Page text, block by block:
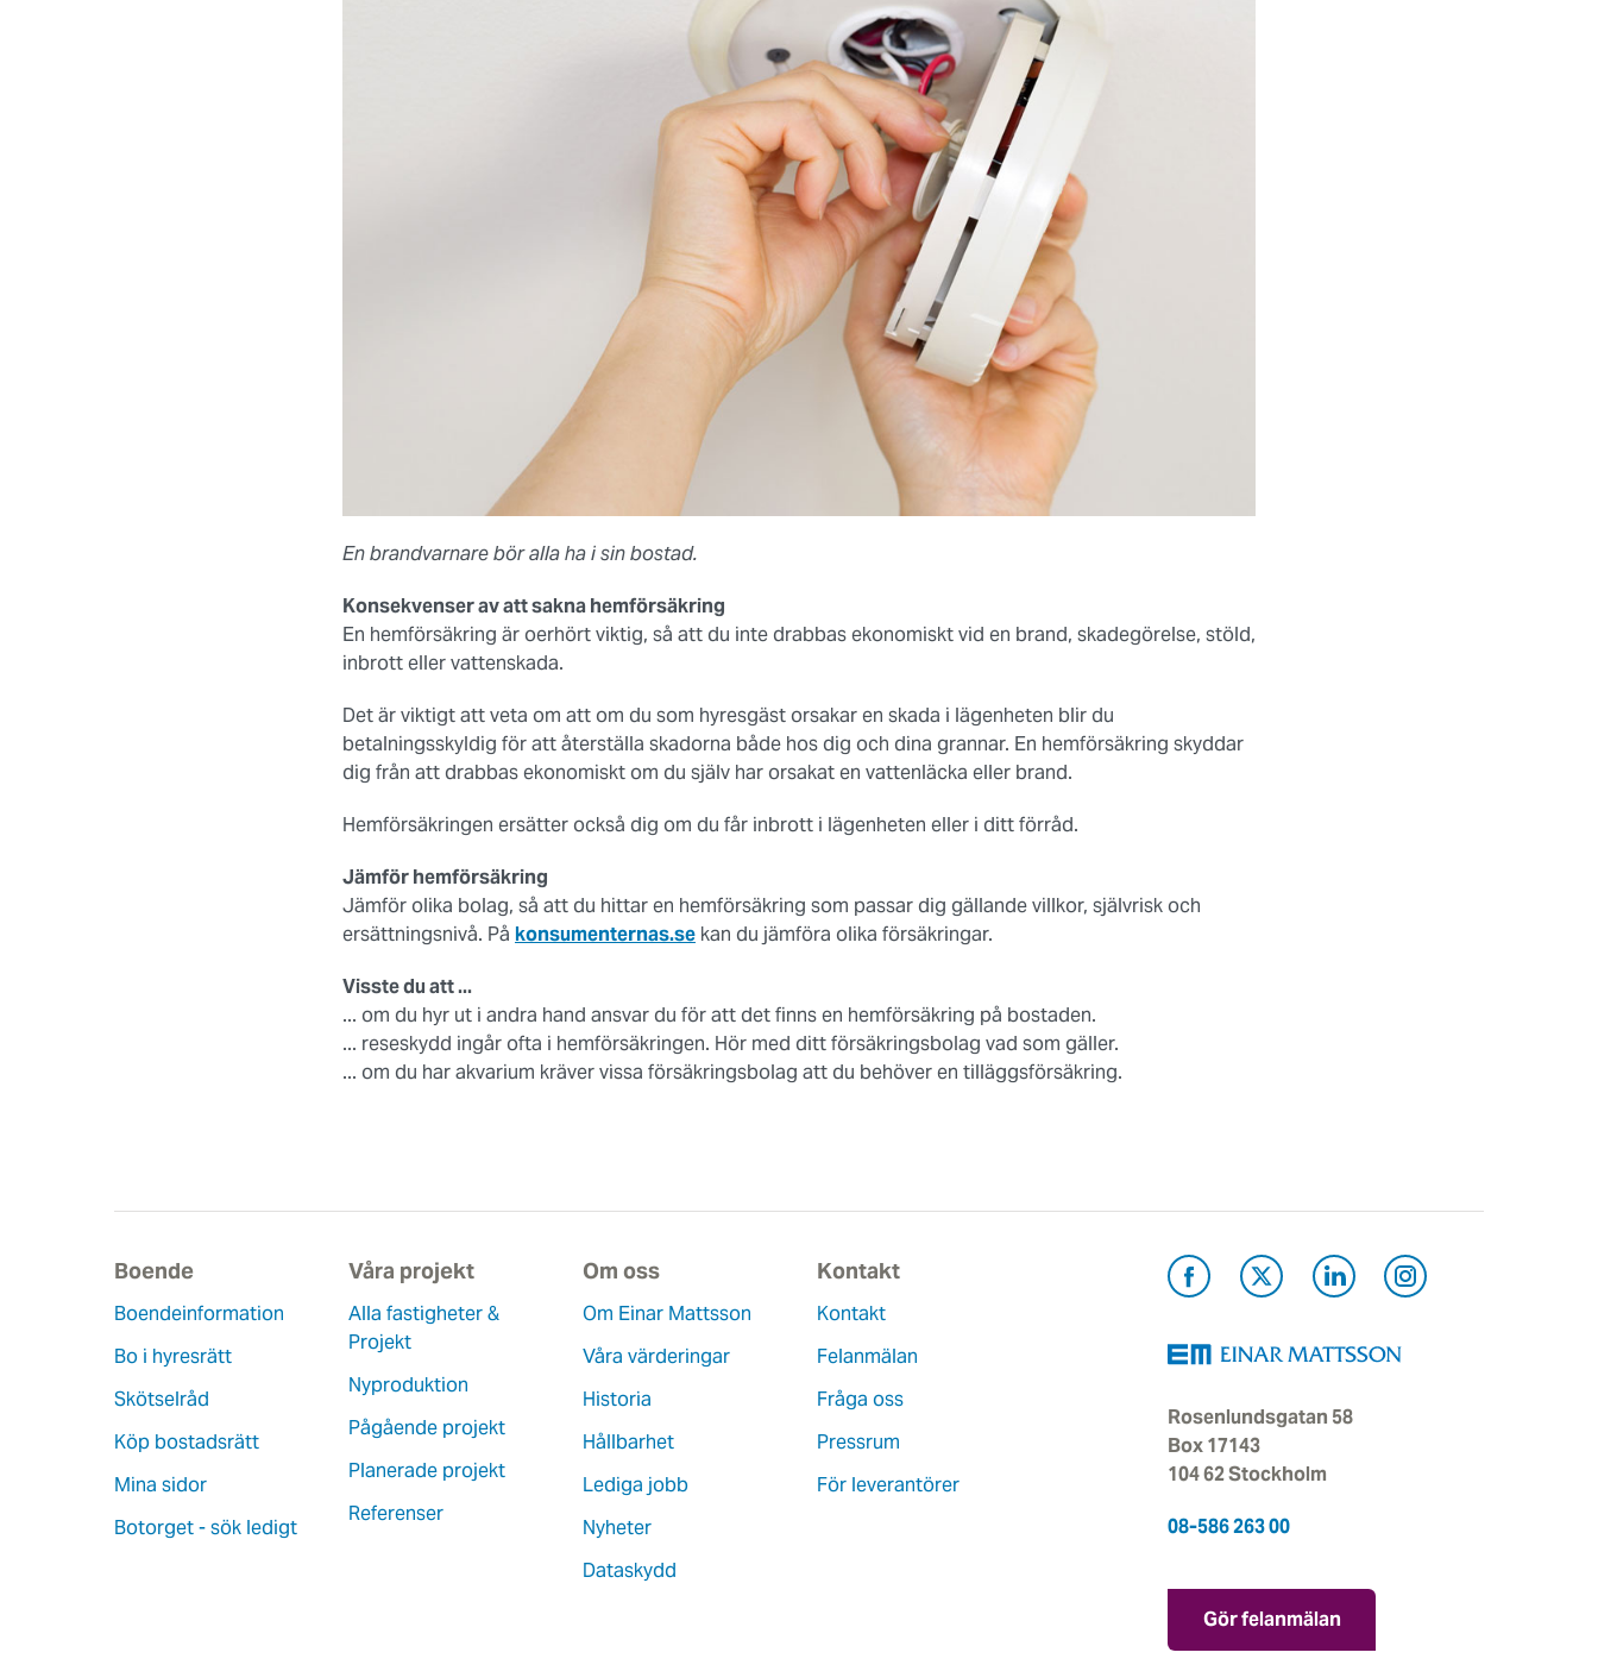
En brandvarnare bör alla ha i sin bostad.
Konsekvenser av att sakna hemförsäkring
En hemförsäkring är oerhört viktig, så att du inte drabbas ekonomiskt vid en brand, skadegörelse, stöld,
inbrott eller vattenskada.
Det är viktigt att veta om att om du som hyresgäst orsakar en skada i lägenheten blir du
betalningsskyldig för att återställa skadorna både hos dig och dina grannar. En hemförsäkring skyddar
dig från att drabbas ekonomiskt om du själv har orsakat en vattenläcka eller brand.
Hemförsäkringen ersätter också dig om du får inbrott i lägenheten eller i ditt förråd.
Jämför hemförsäkring
Jämför olika bolag, så att du hittar en hemförsäkring som passar dig gällande villkor, självrisk och
ersättningsnivå. På konsumenternas.se kan du jämföra olika försäkringar.
Visste du att ...
... om du hyr ut i andra hand ansvar du för att det finns en hemförsäkring på bostaden.
... reseskydd ingår ofta i hemförsäkringen. Hör med ditt försäkringsbolag vad som gäller.
... om du har akvarium kräver vissa försäkringsbolag att du behöver en tilläggsförsäkring.
Boende
Boendeinformation
Bo i hyresrätt
Skötselråd
Köp bostadsrätt
Mina sidor
Botorget - sök ledigt
Våra projekt
Alla fastigheter &
Projekt
Nyproduktion
Pågående projekt
Planerade projekt
Referenser
Om oss
Om Einar Mattsson
Våra värderingar
Historia
Hållbarhet
Lediga jobb
Nyheter
Dataskydd
Kontakt
Kontakt
Felanmälan
Fråga oss
Pressrum
För leverantörer
Rosenlundsgatan 58
Box 17143
104 62 Stockholm
08-586 263 00
Gör felanmälan